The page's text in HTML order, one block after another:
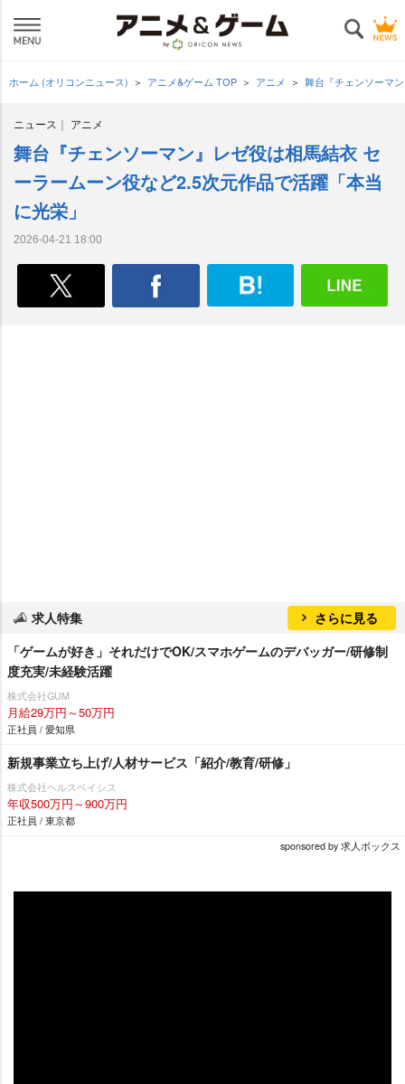
ホーム (オリコンニュース) アニメ&ゲーム TOP アニメ 舞台『チェンソーマ
ニュース アニメ
舞台『チェンソーマン』レゼ役は相馬結衣 セ
ーラームーン役など2.5次元作品で活躍「本当
に光栄」
2026-04-21 18:00
求人特集
さらに見る
「ゲームが好き」それだけでOK/スマホゲームのデバッガー/研修制
度充実/未経験活躍
株式会社GUM
月給29万円～50万円
正社員 / 愛知県
新規事業立ち上げ/人材サービス「紹介/教育/研修」
株式会社ヘルスベイシス
年収500万円～900万円
正社員 / 東京都
sponsored by 求人ボックス